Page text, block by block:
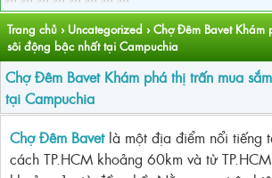
Trang chủ › Uncategorized ›Chợ Đêm Bavet Khám
sôi động bậc nhất tại Campuchia
Chợ Đêm Bavet Khám phá thị trấn mua
tại Campuchia
Chợ Đêm Bavetlà một địa điểm nổi tiếng
cách TP.HCM khoảng 60km và từ